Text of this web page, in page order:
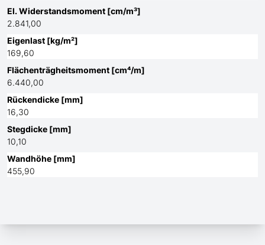
El. Widerstandsmoment [cm/m³]
2.841,00
Eigenlast [kg/m²]
169,60
Flächenträgheitsmoment [cm⁴/m]
6.440,00
Rückendicke [mm]
16,30
Stegdicke [mm]
10,10
Wandhöhe [mm]
455,90